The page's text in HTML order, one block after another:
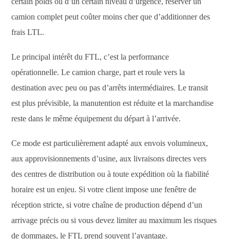
camion complet peut coûter moins cher que d’additionner des
frais LTL.
Le principal intérêt du FTL, c’est la performance
opérationnelle. Le camion charge, part et roule vers la
destination avec peu ou pas d’arrêts intermédiaires. Le transit
est plus prévisible, la manutention est réduite et la marchandise
reste dans le même équipement du départ à l’arrivée.
Ce mode est particulièrement adapté aux envois volumineux,
aux approvisionnements d’usine, aux livraisons directes vers
des centres de distribution ou à toute expédition où la fiabilité
horaire est un enjeu. Si votre client impose une fenêtre de
réception stricte, si votre chaîne de production dépend d’un
arrivage précis ou si vous devez limiter au maximum les risques
de dommages, le FTL prend souvent l’avantage.